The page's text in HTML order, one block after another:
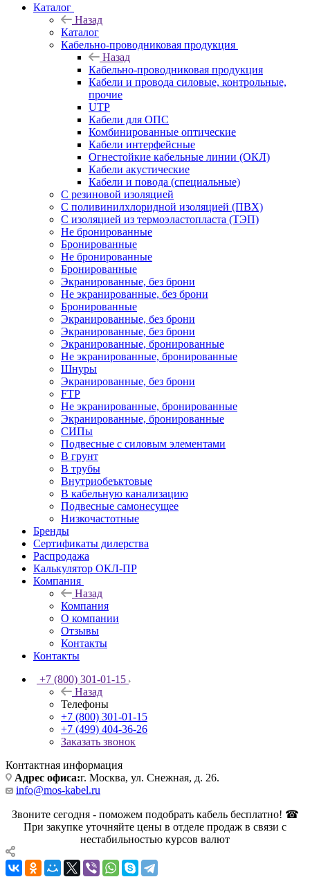
Каталог
Назад
Каталог
Кабельно-проводниковая продукция
Назад
Кабельно-проводниковая продукция
Кабели и провода силовые, контрольные,
прочие
UTP
Кабели для ОПС
Комбинированные оптические
Кабели интерфейсные
Огнестойкие кабельные линии (ОКЛ)
Кабели акустические
Кабели и повода (специальные)
С резиновой изоляцией
С поливинилхлоридной изоляцией (ПВХ)
С изоляцией из термоэластопласта (ТЭП)
Не бронированные
Бронированные
Не бронированные
Бронированные
Экранированные, без брони
Не экранированные, без брони
Бронированные
Экранированные, без брони
Экранированные, без брони
Экранированные, бронированные
Не экранированные, бронированные
Шнуры
Экранированные, без брони
FTP
Не экранированные, бронированные
Экранированные, бронированные
СИПы
Подвесные с силовым элементами
В грунт
В трубы
Внутриобеъктовые
В кабельную канализацию
Подвесные самонесущее
Низкочастотные
Бренды
Сертификаты дилерства
Распродажа
Калькулятор ОКЛ-ПР
Компания
Назад
Компания
О компании
Отзывы
Контакты
Контакты
+7 (800) 301-01-15
Назад
Телефоны
+7 (800) 301-01-15
+7 (499) 404-36-26
Заказать звонок
Контактная информация
Адрес офиса:г. Москва, ул. Снежная, д. 26.
info@mos-kabel.ru
Звоните сегодня - поможем подобрать кабель бесплатно! ☎
При закупке уточняйте цены в отделе продаж в связи с
нестабильностью курсов валют